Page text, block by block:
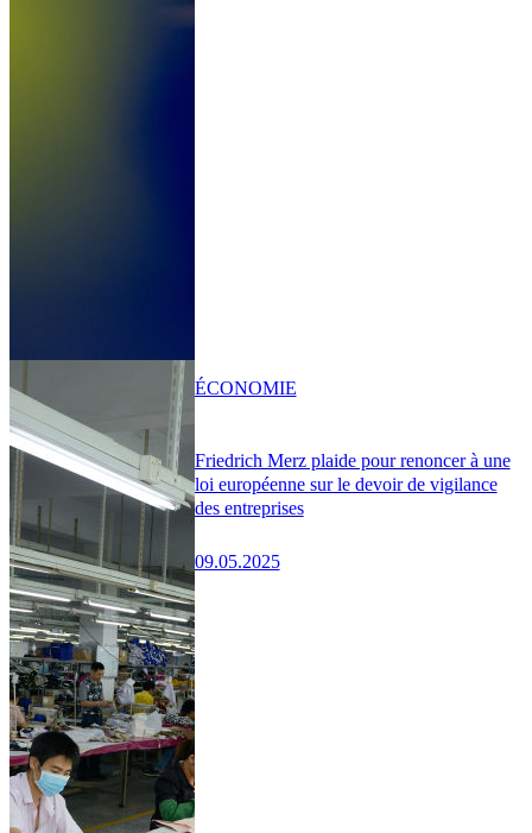
Friedrich Merz plaide pour renoncer à une
loi européenne sur le devoir de vigilance
des entreprises
09.05.2025
ÉCONOMIE